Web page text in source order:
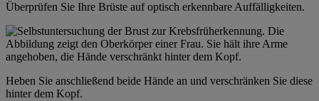
Überprüfen Sie Ihre Brüste auf optisch erkennbare Auffälligkeiten.
Heben Sie anschließend beide Hände an und verschränken Sie diese
hinter dem Kopf.